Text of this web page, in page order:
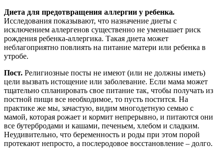
Диета для предотвращения аллергии у ребенка.
Исследования показывают, что назначение диеты с
исключением аллергенов существенно не уменьшает риск
рождения ребенка-аллергика. Такая диета может
неблагоприятно повлиять на питание матери или ребенка в
утробе.
Пост. Религиозные посты не имеют (или не должны иметь)
цели вызвать истощение или заболевание. Если мама может
тщательно спланировать свое питание так, чтобы получать из
постной пищи все необходимое, то пусть постится. На
практике же мы, зачастую, видим многодетную семью с
мамой, которая рожает и кормит непрерывно, и питаются они
все бутербродами и кашами, печеньем, хлебом и сладким.
Неудивительно, что беременность и роды при этом порой
протекают непросто, а послеродовое восстановление – долго.